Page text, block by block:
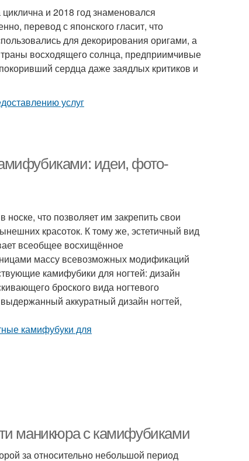
и 2018 год знаменовался
перевод с японского гласит, что
для декорирования оригами, а
восходящего солнца, предприимчивые
сердца даже заядлых критиков и
идеи, фото-
что позволяет им закрепить свои
красоток. К тому же, эстетичный вид
всеобщее восхищённое
массу всевозможных модификаций
камифубики для ногтей: дизайн
броского вида ногтевого
аккуратный дизайн ногтей,
маникюра с камифубиками
за относительно небольшой период